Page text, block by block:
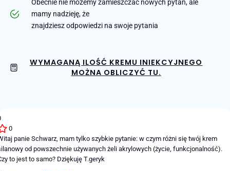
Obecnie nie możemy zamieszczać nowych pytań, ale
mamy nadzieję, że
znajdziesz odpowiedzi na swoje pytania
WYMAGANĄ ILOŚĆ KREMU INIEKCYJNEGO
MOŻNA OBLICZYĆ TU.
0
panie Schwarz, mam tylko szybkie pytanie: w czym różni się twój krem
od powszechnie używanych żeli akrylowych (życie, funkcjonalność).
to jest to samo? Dziękuję T.geryk